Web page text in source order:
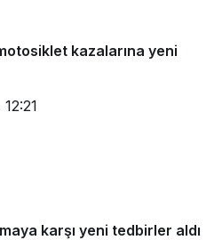
kazalarına yeni
karşı yeni tedbirler aldı